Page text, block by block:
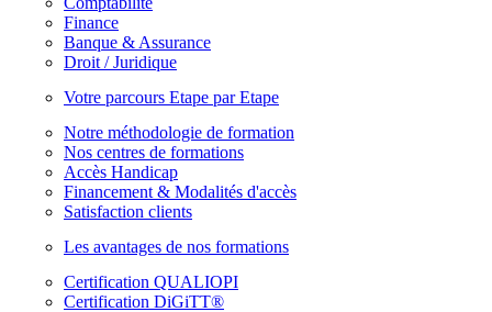
Finance
Banque & Assurance
Droit / Juridique
Votre parcours Etape par Etape
Notre méthodologie de formation
Nos centres de formations
Accès Handicap
Financement & Modalités d'accès
Satisfaction clients
Les avantages de nos formations
Certification QUALIOPI
Certification DiGiTT®